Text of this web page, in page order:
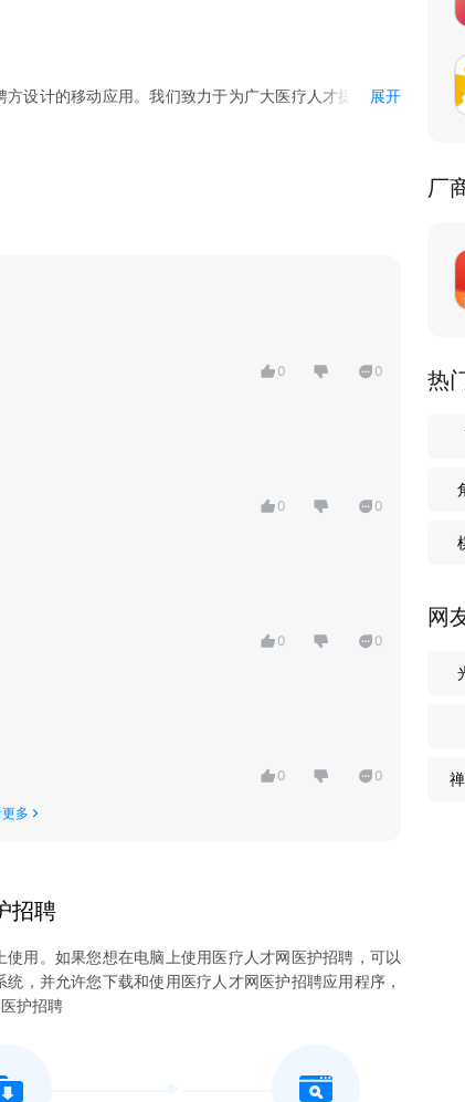
设计的移动应用。我们致力于为广大医疗人才提供一个
位类型等条件，搜索并浏览海量的医护招聘职位。
推荐合适的职位，提高求职效率。
介绍、企业文化、发展历程等，帮助用户更好地了解招
通，甚至可以直接进行视频面试，节省双方的时间和精
信息的真实性和可靠性，为用户提供一个安全可信的招
能匹配合适的职位和人才，提高双方的匹配度。
用户更好地规划自己的职业发展道路。
展开
0 0
0 0
0 0
0 0
多
招聘
用。如果您想在电脑上使用医疗人才网医护招聘 ，可以
，并允许您下载和使用医疗人才网医护招聘应用程序，
护招聘
厂
热
网